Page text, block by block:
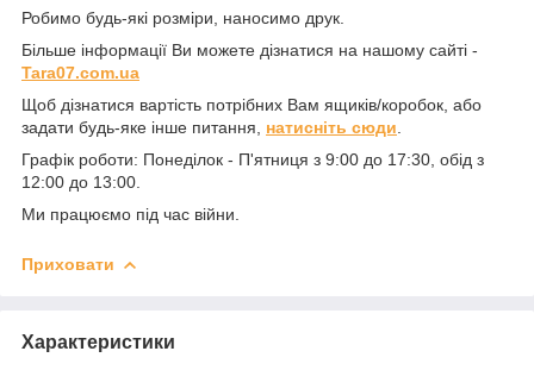
Робимо будь-які розміри, наносимо друк.
Більше інформації Ви можете дізнатися на нашому сайті -
Tara07.com.ua
Щоб дізнатися вартість потрібних Вам ящиків/коробок, або
задати будь-яке інше питання, натисніть сюди
Графік роботи: Понеділок - П'ятниця з 9:00 до 17:30, обід з
12:00 до 13:00.
Ми працюємо під час війни.
Приховати
Характеристики